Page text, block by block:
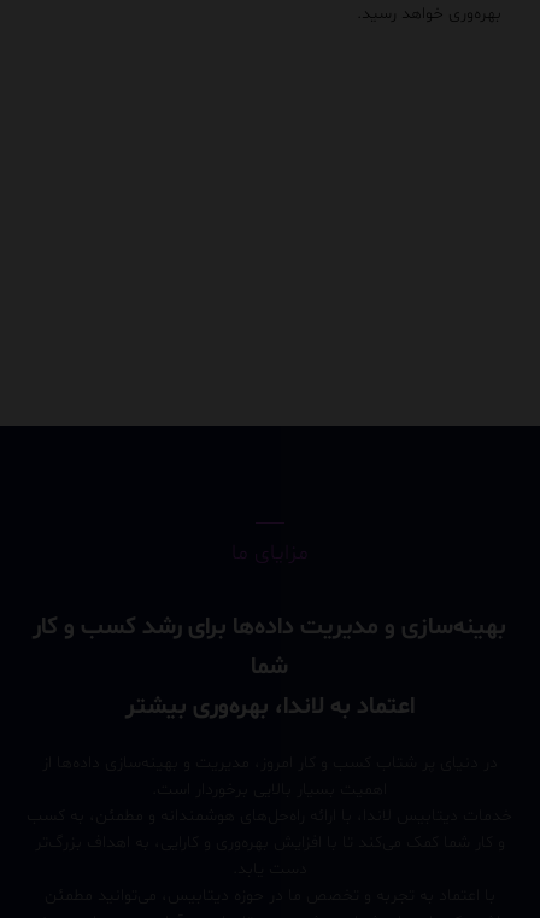
بهره‌وری خواهد رسید.
بهینه‌سازی و مدیریت داده‌ها برای رشد کسب و کار
شما
اعتماد به لاندا، بهره‌وری بیشتر